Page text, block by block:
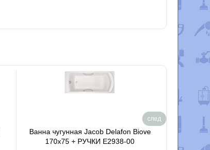
Ванна чугунная Jacob Delafon Biove
170x75 + РУЧКИ E2938-00
Ванна
след